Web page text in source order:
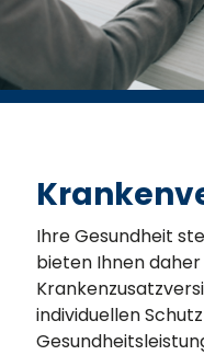
Ihre Gesundheit
bieten Ihnen
individuellen